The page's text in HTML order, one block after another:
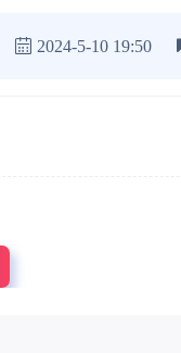
2024-5-10 19:50